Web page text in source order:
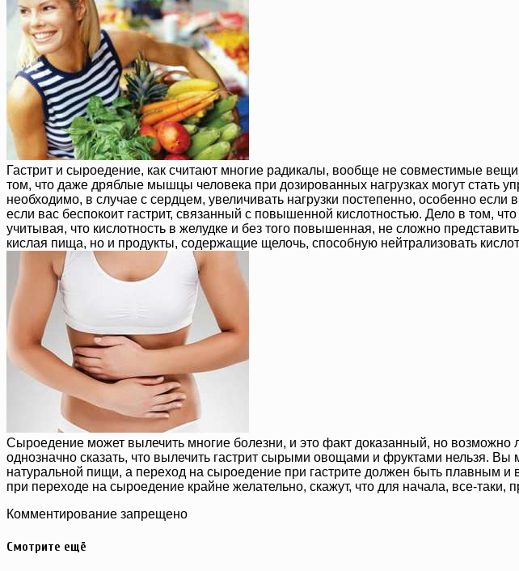
Гастрит и сыроедение, как считают многие радикалы, вообще не совместимые
том, что даже дряблые мышцы человека при дозированных нагрузках могут стать
необходимо, в случае с сердцем, увеличивать нагрузки постепенно, особенно
если вас беспокоит гастрит, связанный с повышенной кислотностью. Дело в том,
учитывая, что кислотность в желудке и без того повышенная, не сложно
кислая пища, но и продукты, содержащие щелочь, способную нейтрализовать
Сыроедение может вылечить многие болезни, и это факт доказанный, но
однозначно сказать, что вылечить гастрит сырыми овощами и фруктами нельзя.
натуральной пищи, а переход на сыроедение при гастрите должен быть плавным
при переходе на сыроедение крайне желательно, скажут, что для начала, все-
Комментирование запрещено
Смотрите ещё